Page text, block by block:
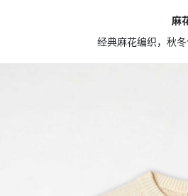
麻
经典麻花编织，秋